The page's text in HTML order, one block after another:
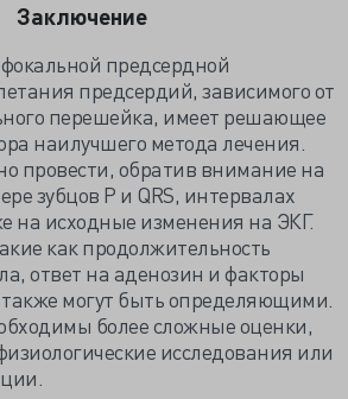
Заключение
предсердной
предсердий, зависимого от
перешейка, имеет решающее
наилучшего метода лечения.
провести, обратив внимание на
зубцов P и QRS, интервалах
на исходные изменения на ЭКГ.
как продолжительность
ответ на аденозин и факторы
могут быть определяющими.
более сложные оценки,
исследования или